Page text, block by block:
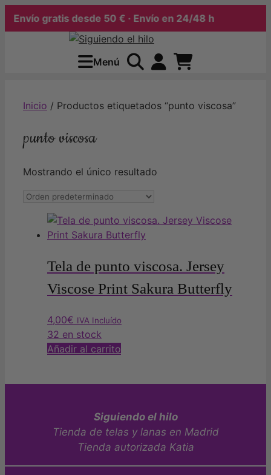
Envío gratis desde 50 € · Envío en 24/48 h
Menú
Inicio / Productos etiquetados “punto viscosa”
punto viscosa
Mostrando el único resultado
Tela de punto viscosa. Jersey
Viscose Print Sakura Butterfly
4,00€ IVA Incluído
32 en stock
Añadir al carrito
Siguiendo el hilo
Tienda de telas y lanas en Madrid
Tienda autorizada Katia